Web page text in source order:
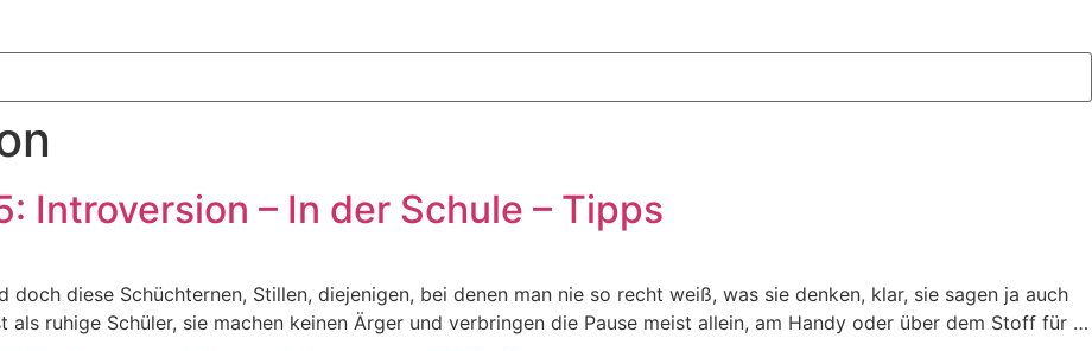
Introversion – In der Schule – Tipps
doch diese Schüchternen, Stillen, diejenigen, bei denen man nie so recht weiß, was sie denken, klar, sie sagen ja auch
ruhige Schüler, sie machen keinen Ärger und verbringen die Pause meist allein, am Handy oder über dem Stoff für …